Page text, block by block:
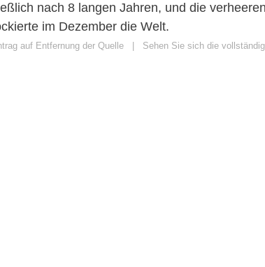
nach 8 langen Jahren, und die
im Dezember die Welt.
auf Entfernung der Quelle Sehen Sie sich die